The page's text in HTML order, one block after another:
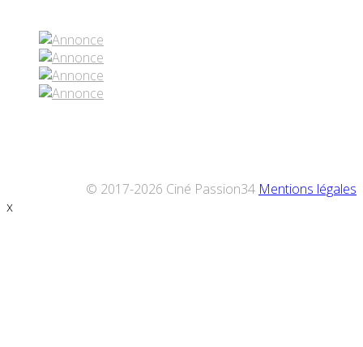
© 2017-2026 Ciné Passion34 Mentions légales
x